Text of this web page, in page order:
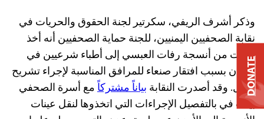
وذكر أشرف الريفي، سكرتير لجنة الحقوق والحريات في
نقابة الصحفيين اليمنيين، للجنة حماية الصحفيين أنه أخذ
عينات من أنسجة رفات العبسي إلى أطباء شرعيين في
الأردن بسبب افتقار صنعاء للمرافق المناسبة لإجراء تشريح
كامل. وقد أصدرت النقابة بياناً مشتركاًمع أسرة الصحفي
بينت في بالتفصيل الإجراءات التي اتخذوها لنقل عينات
DONATE